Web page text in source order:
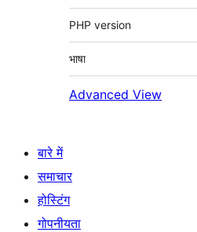
PHP version
भाषा
Advanced View
बारे में
समाचार
होस्टिंग
गोपनीयता